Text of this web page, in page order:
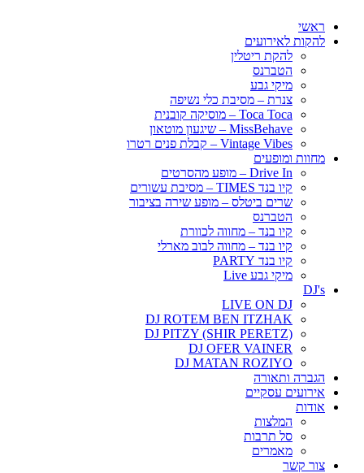
ראשי
להקות לאירועים
להקת ריטלין
הטברנס
מיקי גבע
צנרת – מסיבת כלי נשיפה
Toca Toca – מוסיקה קובנית
MissBehave – שיגעון מוטאון
Vintage Vibes – קבלת פנים רטרו
מחוות ומופעים
Drive In – מופע מהסרטים
קיו בנד TIMES – מסיבת עשורים
שרים ביטלס – מופע שירה בציבור
הטברנס
קיו בנד – מחווה לכוורת
קיו בנד – מחווה לבוב מארלי
קיו בנד PARTY
מיקי גבע Live
DJ's
LIVE ON DJ
DJ ROTEM BEN ITZHAK
DJ PITZY (SHIR PERETZ)
DJ OFER VAINER
DJ MATAN ROZIYO
הגברה ותאורה
אירועים עסקיים
אודות
המלצות
סל תרבות
מאמרים
צור קשר